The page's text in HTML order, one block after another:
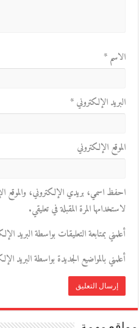
الاسم*
البريد الإلكتروني*
الموقع الإلكتروني
احفظ اسمي، بريدي الإلكتروني، والموقع
لاستخدامها المرة المقبلة في تعليقي.
أعلمني بمتابعة التعليقات بواسطة البريد
أعلمني بالمواضيع الجديدة بواسطة البريد